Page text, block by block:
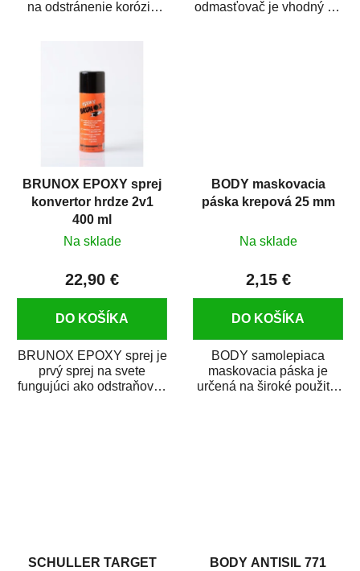
na odstránenie korózie
odmasťovač je vhodný na
BRUNOX EPOXY sprej
konvertor hrdze 2v1
400 ml
Na sklade
22,90 €
DO KOŠÍKA
BRUNOX EPOXY sprej je
prvý sprej na svete
fungujúci ako odstraňovač
BODY maskovacia
páska krepová 25 mm
Na sklade
2,15 €
DO KOŠÍKA
BODY samolepiaca
maskovacia páska je
určená na široké použitie
SCHULLER TARGET
BODY ANTISIL 771